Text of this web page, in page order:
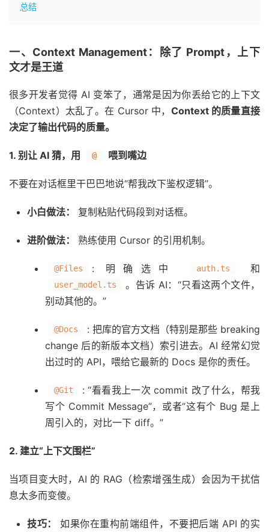
总结
一、Context Management：除了 Prompt，上下
文才是王道
很多开发者觉得 AI 变笨了，通常是因为你丢给它的上下文
（Context）太乱了。在 Cursor 中， Context 的质量直接
决定了输出代码的质量。
1. 别让 AI 猜，用 @ 喂到嘴边
不要在对话框里干巴巴地说“帮我改下鉴权逻辑”。
小白做法： 复制粘贴代码段到对话框。
进阶做法： 熟练使用 Cursor 的引用机制。
@Files : 明确选中 auth.ts 和
user_model.ts
。告诉 AI：“只看这两个文件，
别动其他的。”
@Docs
: 把库的官方文档（特别是那些 breaking
change 后的新版本文档）索引进去。AI 经常幻觉
出过时的 API，喂给它最新的 Docs 是你的责任。
@Git
: “看看我上一次 commit 改了什么，帮我
写个 Commit Message”，或者“这有个 Bug 是上
周引入的，对比一下 diff。”
2. 建立“上下文围栏”
当项目变大时，AI 的 RAG（检索增强生成）会因为干扰信
息太多而变傻。
技巧：
如果你在重构前端组件，不要把后端 API 的实